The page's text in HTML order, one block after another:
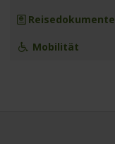
Reisedokumente
Mobilität